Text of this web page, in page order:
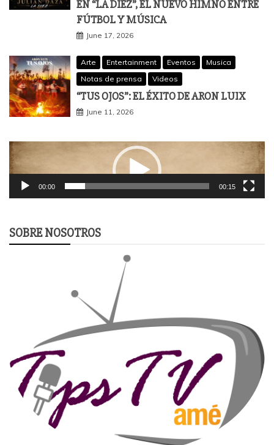
EN “LA DIEZ”, EL NUEVO HIMNO ENTRE
FÚTBOL Y MÚSICA
June 17, 2026
Arte Entertainment Eventos
Musica
Notas de prensa
Videos
“TUS OJOS”: EL ÉXITO DE ARON LUIX
June 11, 2026
Video
Player
00:00 00:15
SOBRE NOSOTROS